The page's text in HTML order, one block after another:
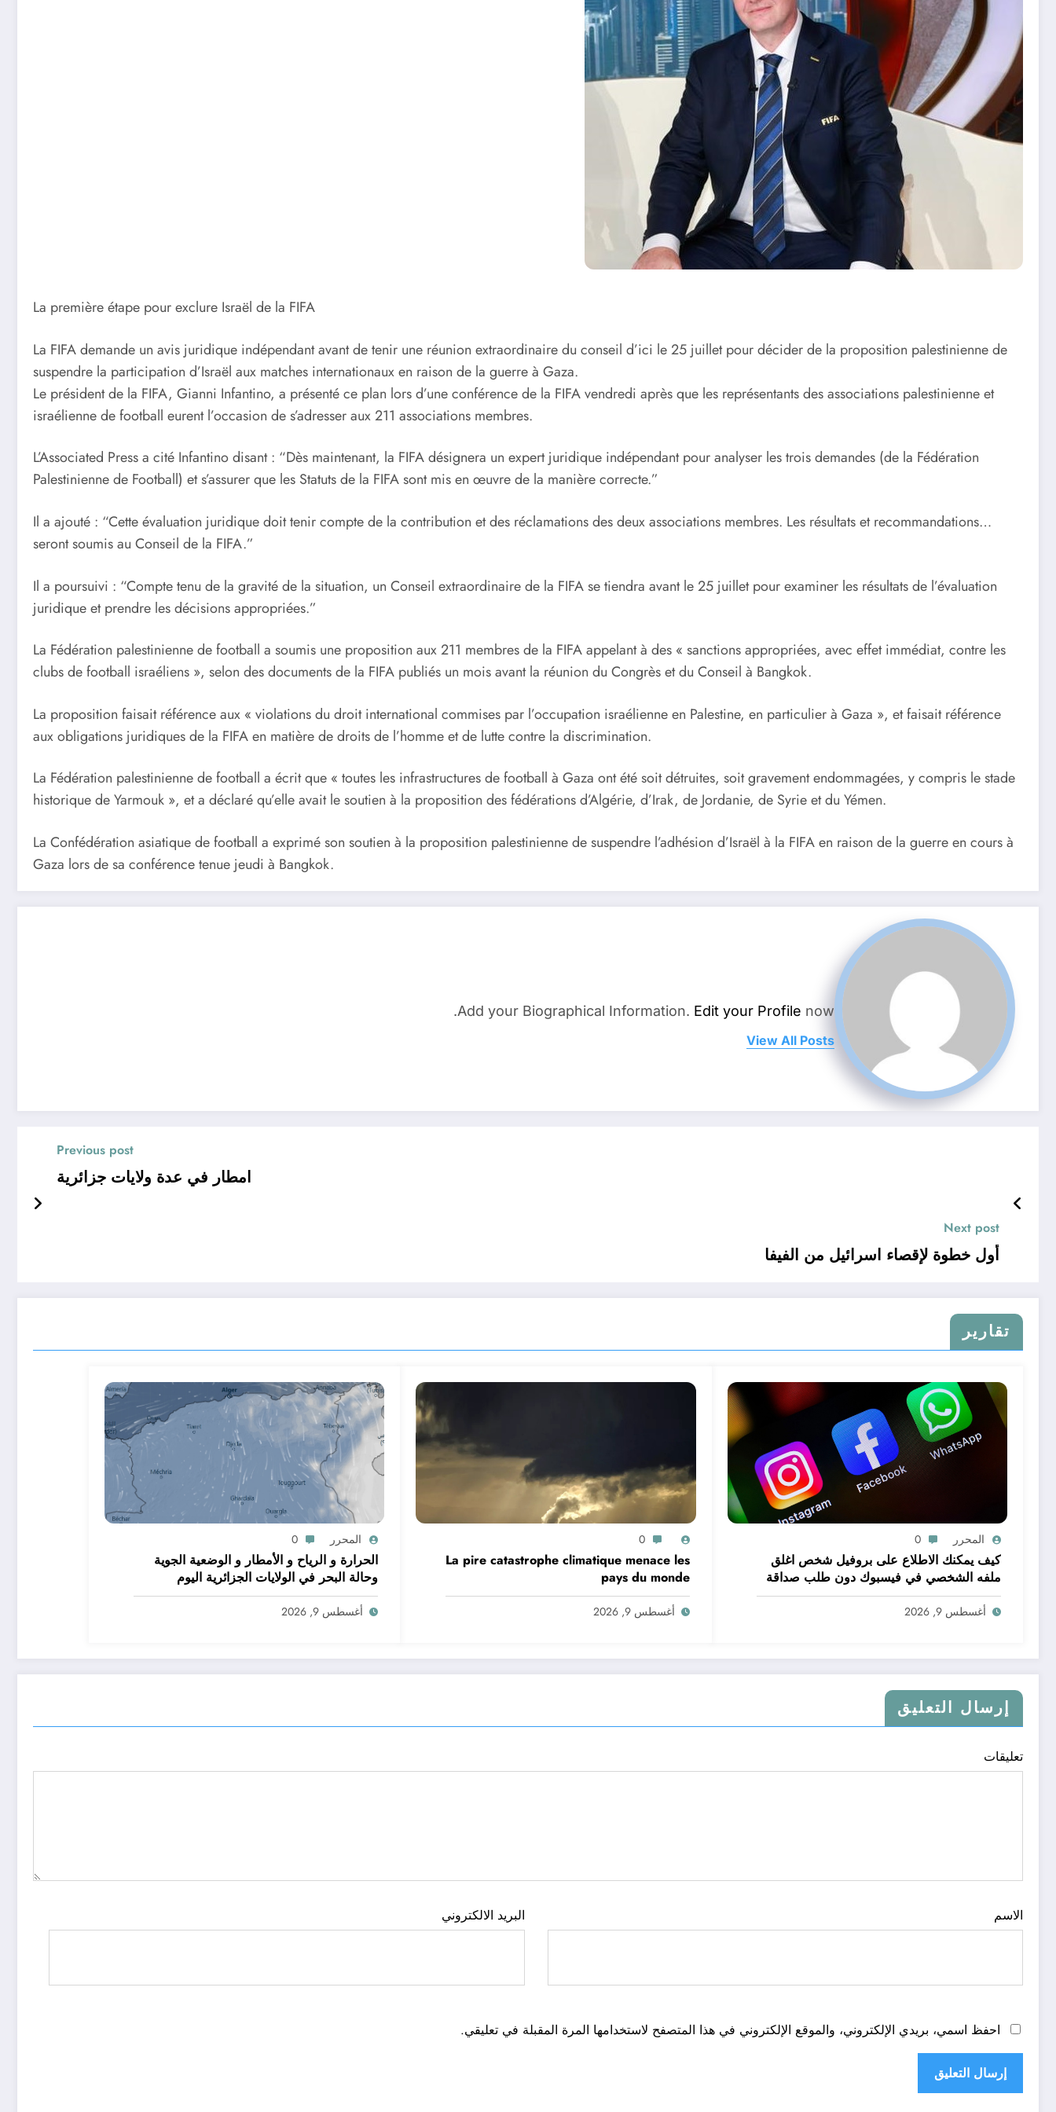
La première étape pour exclure Israël de la FIFA
La FIFA demande un avis juridique indépendant avant de tenir une réunion extraordinaire du conseil d’ici le 25 juillet pour décider de la proposition palestinienne de
suspendre la participation d’Israël aux matches internationaux en raison de la guerre à Gaza.
Le président de la FIFA, Gianni Infantino, a présenté ce plan lors d’une conférence de la FIFA vendredi après que les représentants des associations palestinienne et
israélienne de football eurent l’occasion de s’adresser aux 211 associations membres.
L’Associated Press a cité Infantino disant : “Dès maintenant, la FIFA désignera un expert juridique indépendant pour analyser les trois demandes (de la Fédération
Palestinienne de Football) et s’assurer que les Statuts de la FIFA sont mis en œuvre de la manière correcte.”
Il a ajouté : “Cette évaluation juridique doit tenir compte de la contribution et des réclamations des deux associations membres. Les résultats et recommandations…
seront soumis au Conseil de la FIFA.”
Il a poursuivi : “Compte tenu de la gravité de la situation, un Conseil extraordinaire de la FIFA se tiendra avant le 25 juillet pour examiner les résultats de l’évaluation
juridique et prendre les décisions appropriées.”
La Fédération palestinienne de football a soumis une proposition aux 211 membres de la FIFA appelant à des « sanctions appropriées, avec effet immédiat, contre les
clubs de football israéliens », selon des documents de la FIFA publiés un mois avant la réunion du Congrès et du Conseil à Bangkok.
La proposition faisait référence aux « violations du droit international commises par l’occupation israélienne en Palestine, en particulier à Gaza », et faisait référence
aux obligations juridiques de la FIFA en matière de droits de l’homme et de lutte contre la discrimination.
La Fédération palestinienne de football a écrit que « toutes les infrastructures de football à Gaza ont été soit détruites, soit gravement endommagées, y compris le stade
historique de Yarmouk », et a déclaré qu’elle avait le soutien à la proposition des fédérations d’Algérie, d’Irak, de Jordanie, de Syrie et du Yémen.
La Confédération asiatique de football a exprimé son soutien à la proposition palestinienne de suspendre l’adhésion d’Israël à la FIFA en raison de la guerre en cours à
Gaza lors de sa conférence tenue jeudi à Bangkok.
Add your Biographical Information. Edit your Profile now.
View All Posts
Previous post
امطار في عدة ولايات جزائرية
Next post
أول خطوة لإقصاء اسرائيل من الفيفا
تقارير
المحرر 0
كيف يمكنك الاطلاع على بروفيل شخص اغلق
ملفه الشخصي في فيسبوك دون طلب صداقة
.. الاطلاع على محتوى صفحة شخص اغلق ملفه
الشخصي في فيسبوك دون طلب صداقة
أغسطس 9, 2026
0
La pire catastrophe climatique menace les
pays du monde
أغسطس 9, 2026
المحرر 0
الحرارة و الرياح و الأمطار و الوضعية الجوية
وحالة البحر في الولايات الجزائرية اليوم
أغسطس 9, 2026
إرسال التعليق
تعليقات
الاسم البريد الالكتروني
احفظ اسمي، بريدي الإلكتروني، والموقع الإلكتروني في هذا المتصفح لاستخدامها المرة المقبلة في تعليقي.